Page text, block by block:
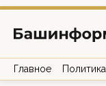
Главное Политика